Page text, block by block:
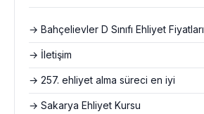
→ Bahçelievler D Sınıfı Ehliyet Fiyatları
→ İletişim
→ 257. ehliyet alma süreci en iyi
→ Sakarya Ehliyet Kursu